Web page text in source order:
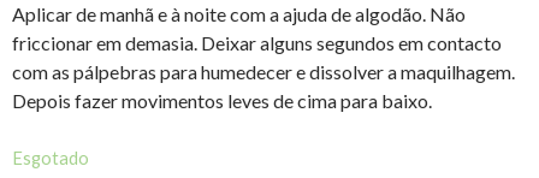
Aplicar de manhã e à noite com a ajuda de algodão. Não
friccionar em demasia. Deixar alguns segundos em contacto
com as pálpebras para humedecer e dissolver a maquilhagem.
Depois fazer movimentos leves de cima para baixo.
Esgotado